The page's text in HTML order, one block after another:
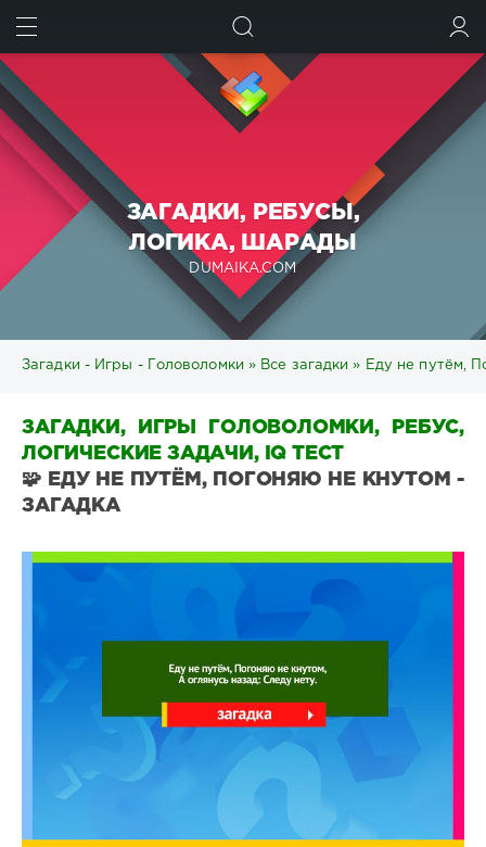
ЗАГАДКИ, РЕБУСЫ,
ЛОГИКА, ШАРАДЫ
DUMAIKA.COM
Загадки - Игры - Головоломки » Все загадки » Еду не путём,
ЗАГАДКИ, ИГРЫ ГОЛОВОЛОМКИ, РЕБУС,
ЛОГИЧЕСКИЕ ЗАДАЧИ, IQ ТЕСТ
🧩 ЕДУ НЕ ПУТЁМ, ПОГОНЯЮ НЕ КНУТОМ -
ЗАГАДКА